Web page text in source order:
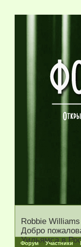
Robbie
Добро
Уильямса в
Форум Участники